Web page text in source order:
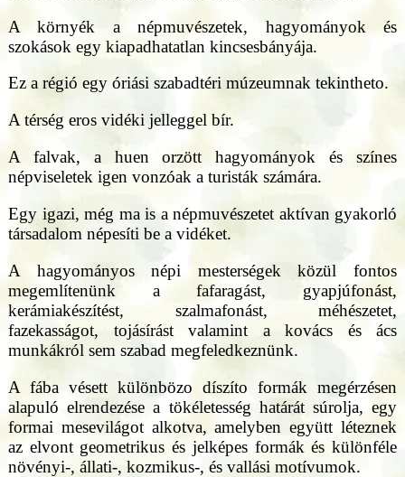
A környék a népmuvészetek, hagyományok és
szokások egy kiapadhatatlan kincsesbányája.
Ez a régió egy óriási szabadtéri múzeumnak tekintheto.
A térség eros vidéki jelleggel bír.
A falvak, a huen orzött hagyományok és színes
népviseletek igen vonzóak a turisták számára.
Egy igazi, még ma is a népmuvészetet aktívan gyakorló
társadalom népesíti be a vidéket.
A hagyományos népi mesterségek közül fontos
megemlítenünk a fafaragást, gyapjúfonást,
kerámiakészítést, szalmafonást, méhészetet,
fazekasságot, tojásírást valamint a kovács és ács
munkákról sem szabad megfeledkeznünk.
A fába vésett különbözo díszíto formák megérzésen
alapuló elrendezése a tökéletesség határát súrolja, egy
formai mesevilágot alkotva, amelyben együtt léteznek
az elvont geometrikus és jelképes formák és különféle
növényi-, állati-, kozmikus-, és vallási motívumok.